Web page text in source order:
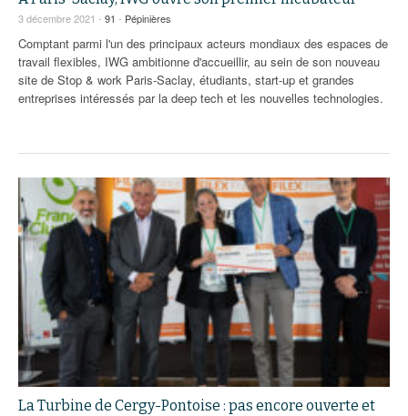
94
95
3 décembre 2021 - 91 - Pépinières
Comptant parmi l'un des principaux acteurs mondiaux des espaces de
travail flexibles, IWG ambitionne d'accueillir, au sein de son nouveau
site de Stop & work Paris-Saclay, étudiants, start-up et grandes
entreprises intéressés par la deep tech et les nouvelles technologies.
La Turbine de Cergy-Pontoise : pas encore ouverte et